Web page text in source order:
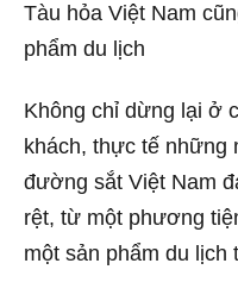
Tàu hỏa Việt Nam
phẩm du lịch
Không chỉ dừng lại ở
khách, thực tế những
đường sắt Việt Nam
rệt, từ một phương
một sản phẩm du lịch